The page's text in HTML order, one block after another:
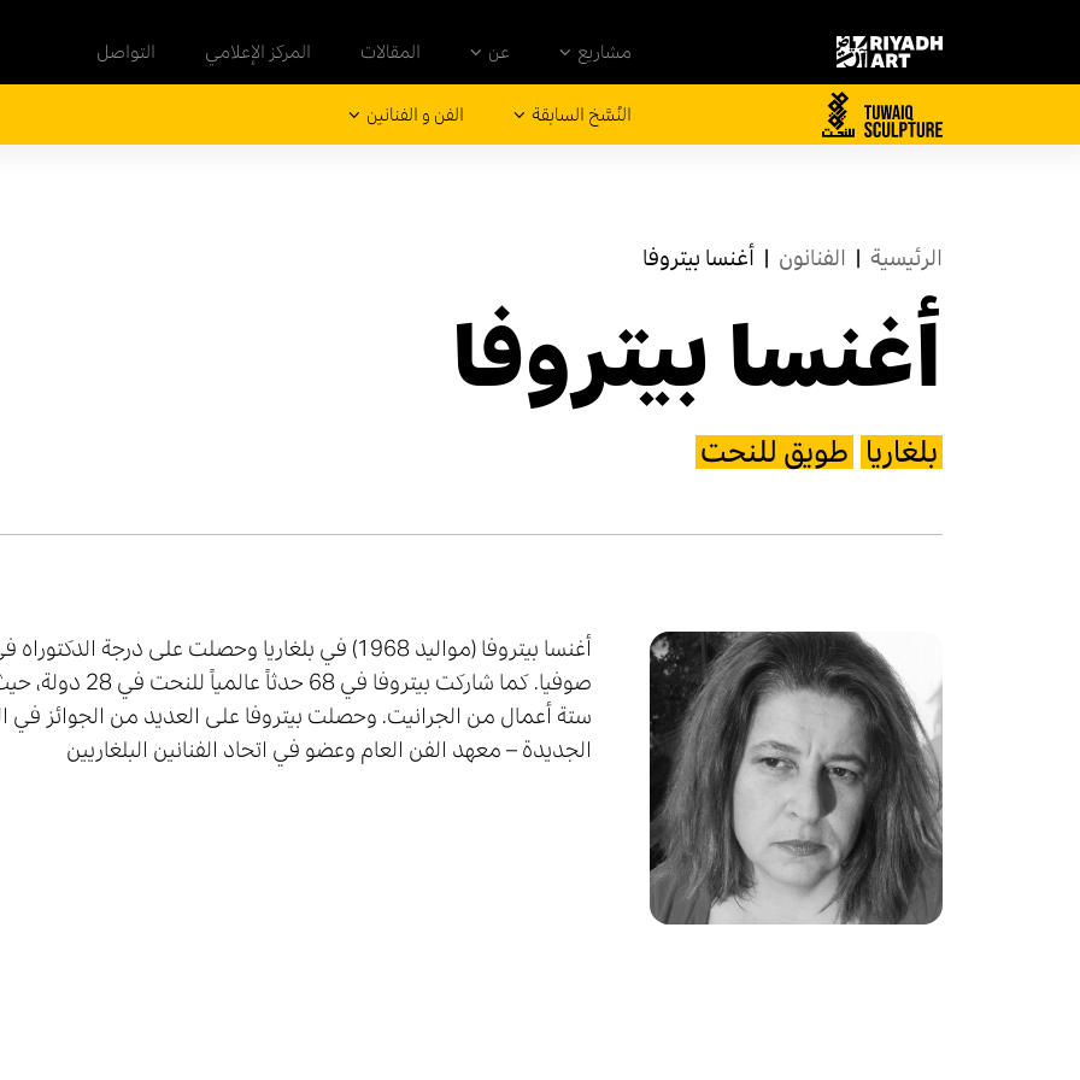
مشاريع عن المقالات المركز الإعلامي التواصل
النُسَّخ السابقة الفن و الفنانين
الرئيسية | الفنانون | أغنسا بيتروفا
أغنسا بيتروفا
بلغاريا طويق للنحت
أغنسا بيتروفا (مواليد 1968) في بلغاريا وحصلت على
ستة أعمال من الجرانيت. وحصلت بيتروفا على العديد من الجوائز
الجديدة – معهد الفن العام وعضو في اتحاد الفنانين البلغاريين